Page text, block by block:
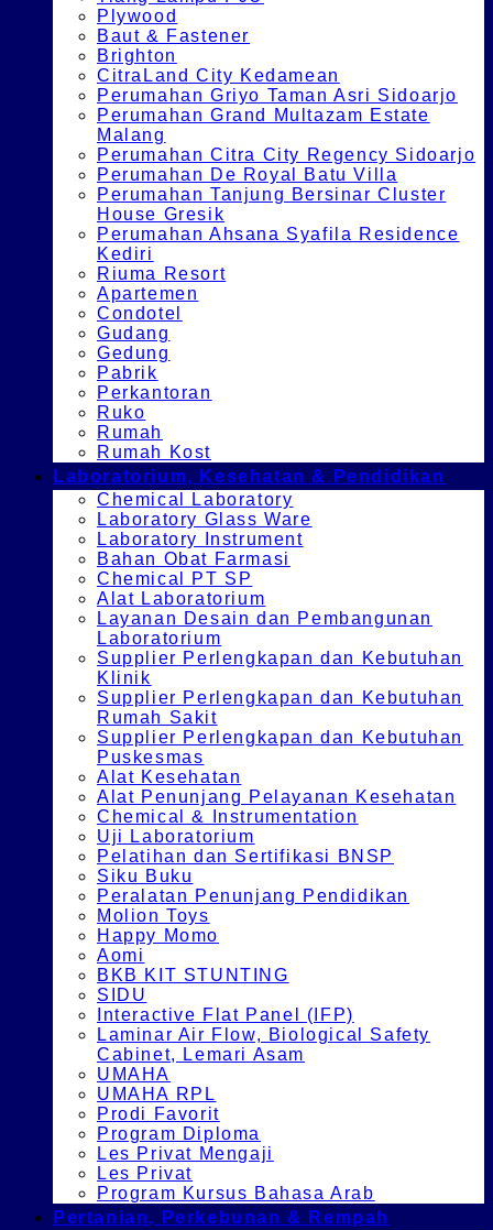
Plywood
Baut & Fastener
Brighton
CitraLand City Kedamean
Perumahan Griyo Taman Asri Sidoarjo
Perumahan Grand Multazam Estate
Malang
Perumahan Citra City Regency Sidoarjo
Perumahan De Royal Batu Villa
Perumahan Tanjung Bersinar Cluster
House Gresik
Perumahan Ahsana Syafila Residence
Kediri
Riuma Resort
Apartemen
Condotel
Gudang
Gedung
Pabrik
Perkantoran
Ruko
Rumah
Rumah Kost
Laboratorium, Kesehatan & Pendidikan
Chemical Laboratory
Laboratory Glass Ware
Laboratory Instrument
Bahan Obat Farmasi
Chemical PT SP
Alat Laboratorium
Layanan Desain dan Pembangunan
Laboratorium
Supplier Perlengkapan dan Kebutuhan
Klinik
Supplier Perlengkapan dan Kebutuhan
Rumah Sakit
Supplier Perlengkapan dan Kebutuhan
Puskesmas
Alat Kesehatan
Alat Penunjang Pelayanan Kesehatan
Chemical & Instrumentation
Uji Laboratorium
Pelatihan dan Sertifikasi BNSP
Siku Buku
Peralatan Penunjang Pendidikan
Molion Toys
Happy Momo
Aomi
BKB KIT STUNTING
SIDU
Interactive Flat Panel (IFP)
Laminar Air Flow, Biological Safety
Cabinet, Lemari Asam
UMAHA
UMAHA RPL
Prodi Favorit
Program Diploma
Les Privat Mengaji
Les Privat
Program Kursus Bahasa Arab
Pertanian, Perkebunan & Rempah